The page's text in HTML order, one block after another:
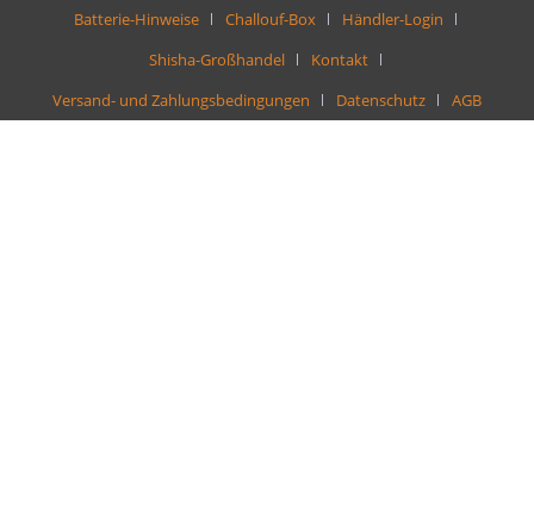
Batterie-Hinweise Challouf-Box
Händler-Login
Shisha-Großhandel
Kontakt
Versand- und Zahlungsbedingungen
Datenschutz AGB